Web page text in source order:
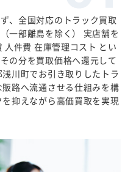
、全国対応のトラック買取
一部離島を除く） 実店舗を
件費 在庫管理コスト とい
の分を買取価格へ還元して
川町でお引き取りしたトラ
路へ流通させる仕組みを構
抑えながら高価買取を実現